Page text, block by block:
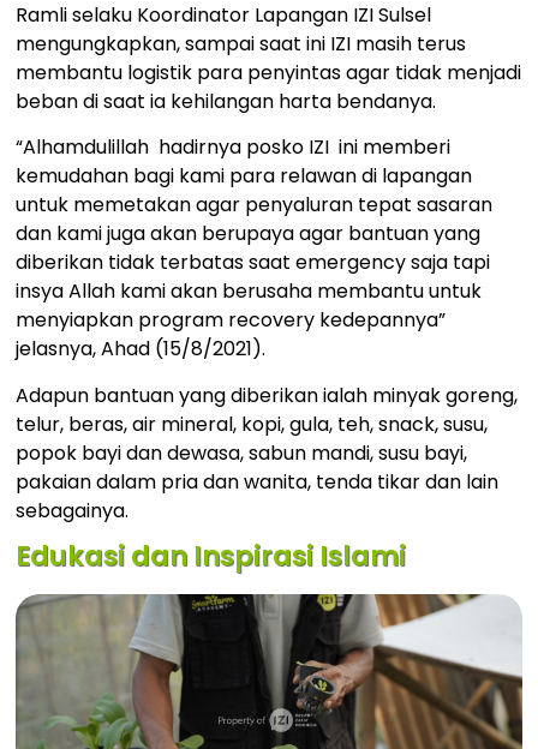
Ramli selaku Koordinator Lapangan IZI Sulsel
mengungkapkan, sampai saat ini IZI masih terus
membantu logistik para penyintas agar tidak menjadi
beban di saat ia kehilangan harta bendanya.
“Alhamdulillah hadirnya posko IZI ini memberi
kemudahan bagi kami para relawan di lapangan
untuk memetakan agar penyaluran tepat sasaran
dan kami juga akan berupaya agar bantuan yang
diberikan tidak terbatas saat emergency saja tapi
insya Allah kami akan berusaha membantu untuk
menyiapkan program recovery kedepannya”
jelasnya, Ahad (15/8/2021).
Adapun bantuan yang diberikan ialah minyak goreng,
telur, beras, air mineral, kopi, gula, teh, snack, susu,
popok bayi dan dewasa, sabun mandi, susu bayi,
pakaian dalam pria dan wanita, tenda tikar dan lain
sebagainya.
Edukasi dan Inspirasi Islami